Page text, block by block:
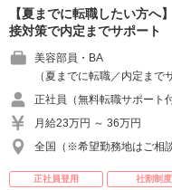
【夏までに転職したい方
接対策で内定までサポート
美容部員・BA
（夏までに転職／内定まで
正社員（無料転職サポート
月給23万円 ～ 36万円
全国（※希望勤務地はご相
正社員登用 社割制度